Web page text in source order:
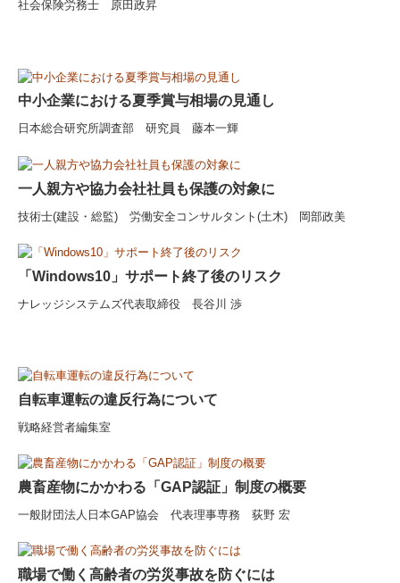
社会保険労務士 原田政昇
中小企業における夏季賞与相場の見通し
日本総合研究所調査部 研究員 藤本一輝
一人親方や協力会社社員も保護の対象に
技術士(建設・総監) 労働安全コンサルタント(土木) 岡部政美
「Windows10」サポート終了後のリスク
ナレッジシステムズ代表取締役 長谷川 渉
自転車運転の違反行為について
戦略経営者編集室
農畜産物にかかわる「GAP認証」制度の概要
一般財団法人日本GAP協会 代表理事専務 荻野 宏
職場で働く高齢者の労災事故を防ぐには